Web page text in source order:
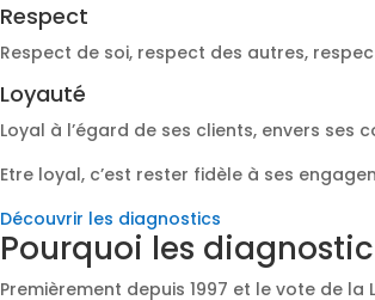
Respect
Respect de soi, respect des autres,
Loyauté
Loyal à l’égard de ses clients, envers
Etre loyal, c’est rester fidèle à ses
Découvrir les diagnostics
Pourquoi les
Premièrement depuis 1997 et le vote de